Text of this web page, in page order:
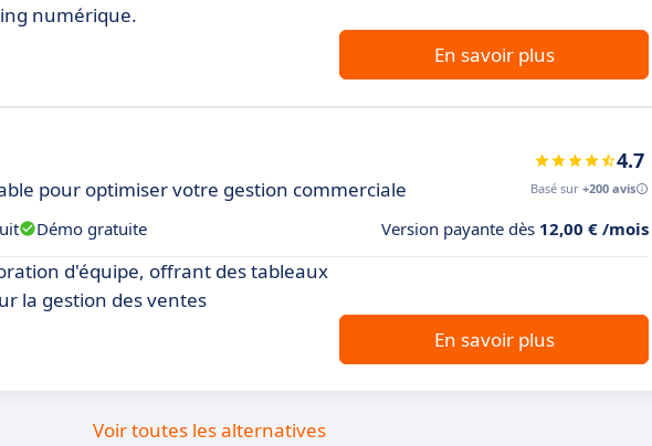
numérique.
En savoir plus
pour optimiser votre gestion commerciale
4.7
Basé sur +200 avis
Démo gratuite Version payante dès 12,00 € /mois
d'équipe, offrant des tableaux
la gestion des ventes
En savoir plus
Voir toutes les alternatives